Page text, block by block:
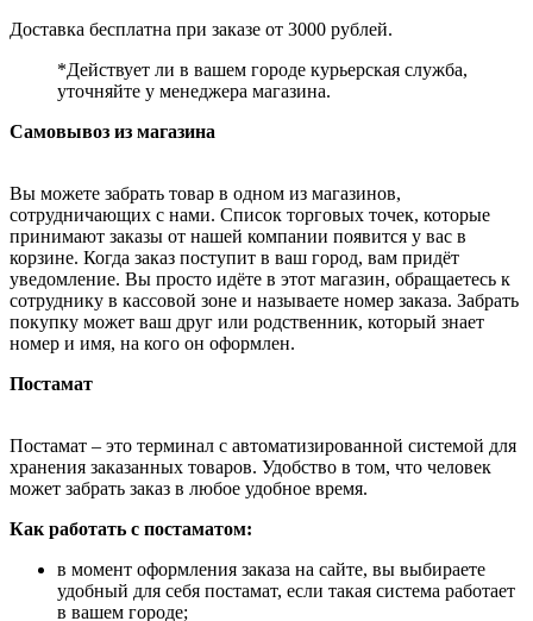
Доставка бесплатна при заказе от 3000 рублей.
*Действует ли в вашем городе курьерская служба,
уточняйте у менеджера магазина.
Самовывоз из магазина
Вы можете забрать товар в одном из магазинов,
сотрудничающих с нами. Список торговых точек, которые
принимают заказы от нашей компании появится у вас в
корзине. Когда заказ поступит в ваш город, вам придёт
уведомление. Вы просто идёте в этот магазин, обращаетесь к
сотруднику в кассовой зоне и называете номер заказа. Забрать
покупку может ваш друг или родственник, который знает
номер и имя, на кого он оформлен.
Постамат
Постамат – это терминал с автоматизированной системой для
хранения заказанных товаров. Удобство в том, что человек
может забрать заказ в любое удобное время.
Как работать с постаматом:
в момент оформления заказа на сайте, вы выбираете
удобный для себя постамат, если такая система работает
в вашем городе;